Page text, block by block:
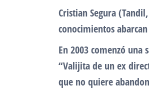
Cristian Segura
conocimientos
En 2003 comenzó
“Valijita de un ex
que no quiere